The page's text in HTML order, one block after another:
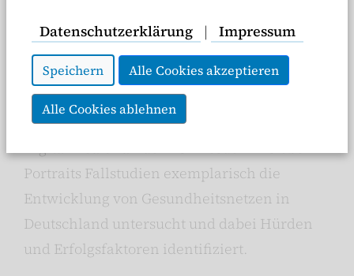
Gesundheitsnetze für den ländlichen Raum“
zeigt. Der Verband der Privaten
Krankenversicherung (PKV) hat in
Kooperation mit Dr. Peggy Richter und Dr.
Hannes Schlieter von der Forschungsgruppe
Digital Health an der TU Dresden in sieben
Portraits Fallstudien exemplarisch die
Entwicklung von Gesundheitsnetzen in
Deutschland untersucht und dabei Hürden
und Erfolgsfaktoren identifiziert.
Datenschutzerklärung | Impressum
Speichern Alle Cookies akzeptieren
Alle Cookies ablehnen